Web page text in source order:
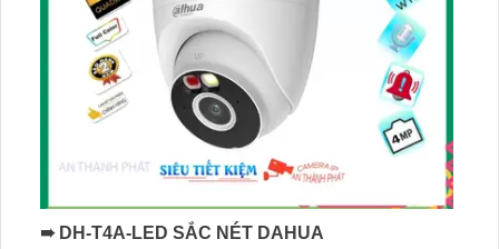
➠ DH-T4A-LED SẮC NÉT DAHUA